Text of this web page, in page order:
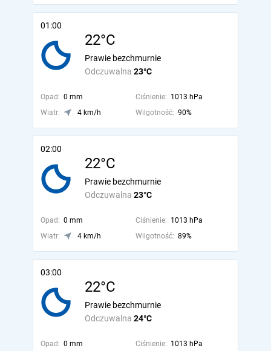
01:00
22°C
Odczuwalna 23°C
Prawie bezchmurnie
Opad: 0 mm Ciśnienie: 1013 hPa
Wiatr:
4 km/h Wilgotność: 90%
02:00
22°C
Odczuwalna 23°C
Prawie bezchmurnie
Opad: 0 mm Ciśnienie: 1013 hPa
Wiatr:
4 km/h Wilgotność: 89%
03:00
22°C
Odczuwalna 24°C
Prawie bezchmurnie
Opad: 0 mm Ciśnienie: 1013 hPa